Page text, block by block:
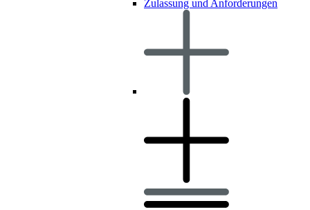
Zulassung und Anforderungen